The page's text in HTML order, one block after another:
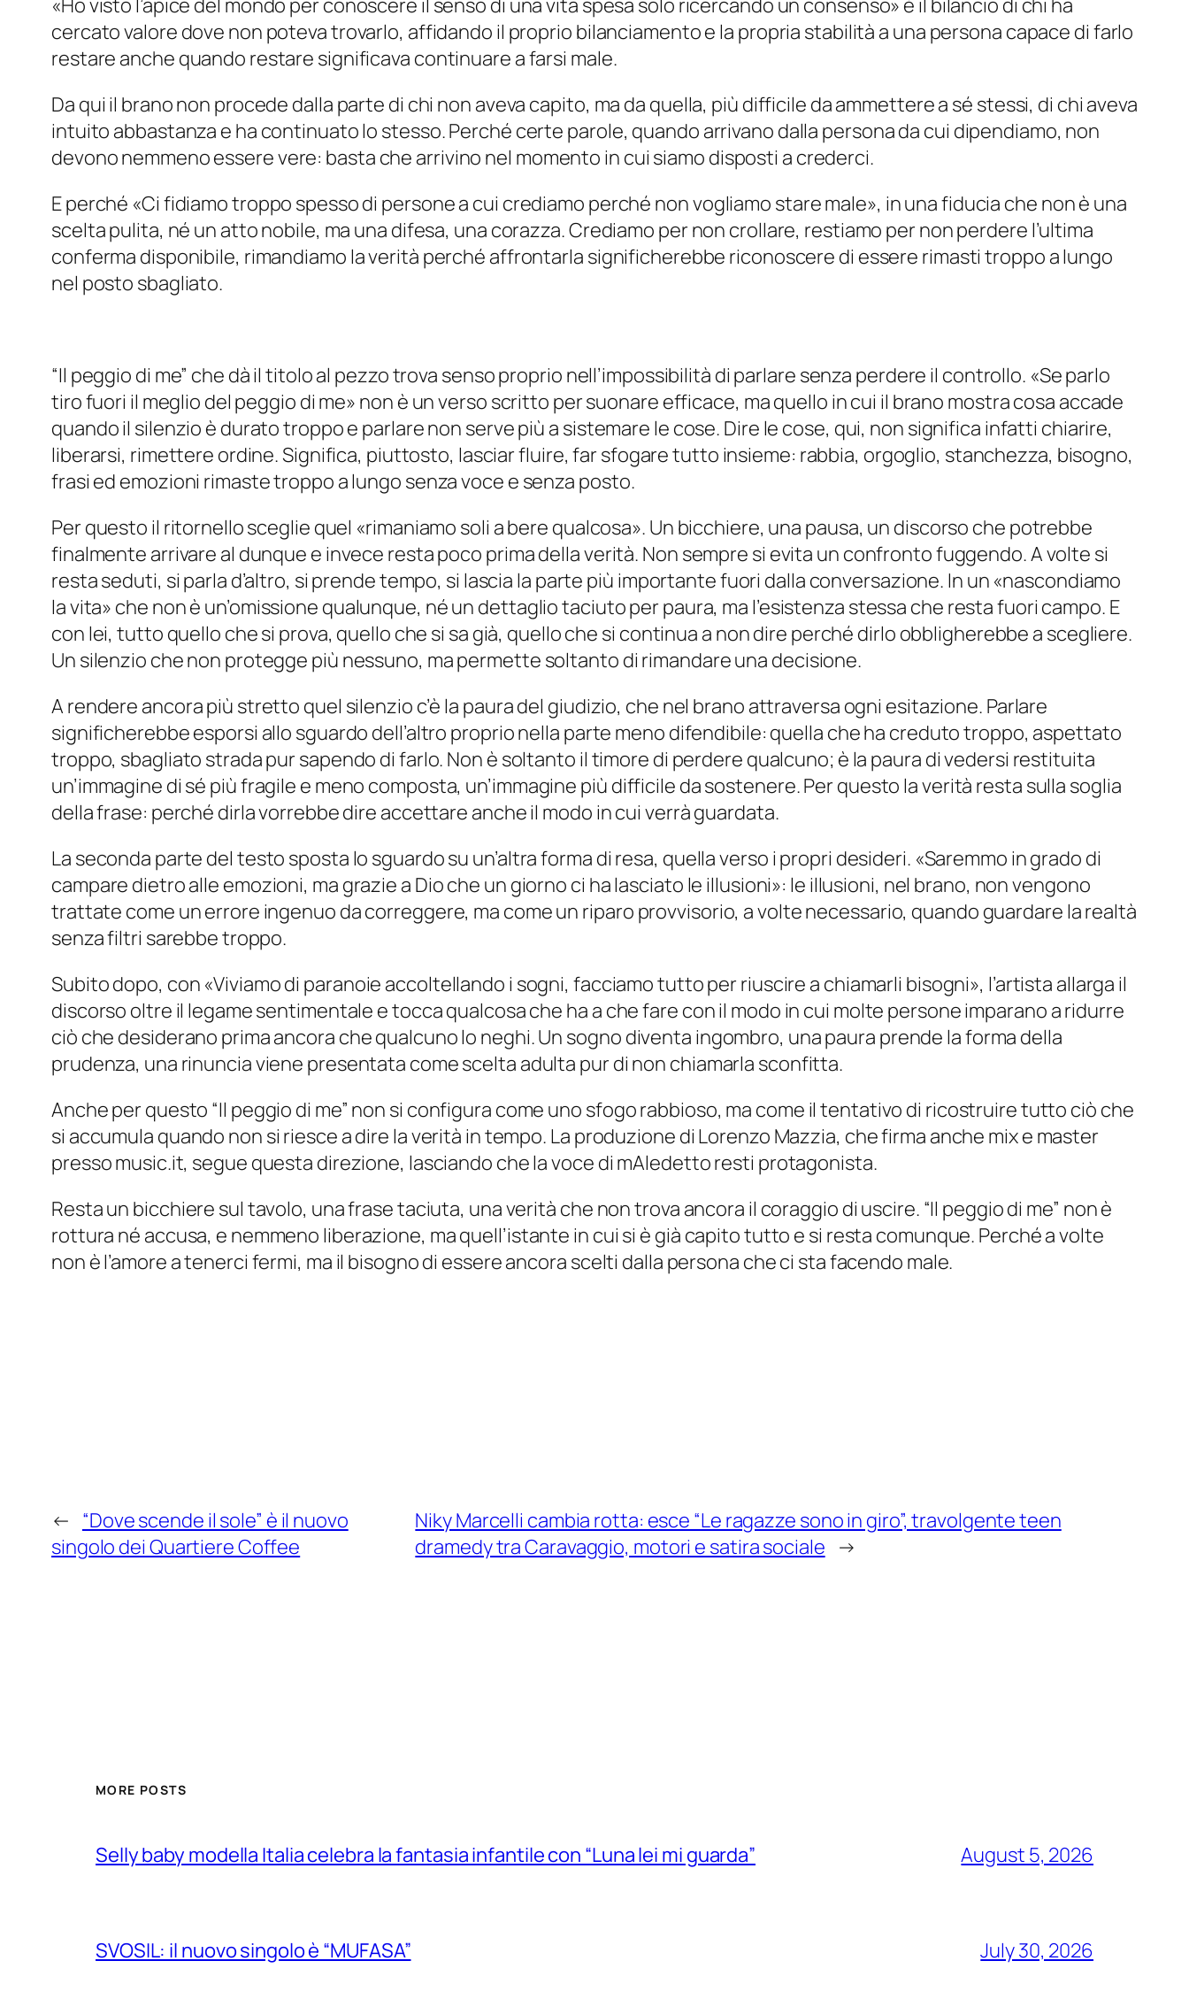
«Ho visto l’apice del mondo per conoscere il senso di una vita spesa solo ricercando un consenso» è il bilancio di chi ha
cercato valore dove non poteva trovarlo, affidando il proprio bilanciamento e la propria stabilità a una persona capace di farlo
restare anche quando restare significava continuare a farsi male.
Da qui il brano non procede dalla parte di chi non aveva capito, ma da quella, più difficile da ammettere a sé stessi, di chi aveva
intuito abbastanza e ha continuato lo stesso. Perché certe parole, quando arrivano dalla persona da cui dipendiamo, non
devono nemmeno essere vere: basta che arrivino nel momento in cui siamo disposti a crederci.
E perché «Ci fidiamo troppo spesso di persone a cui crediamo perché non vogliamo stare male», in una fiducia che non è una
scelta pulita, né un atto nobile, ma una difesa, una corazza. Crediamo per non crollare, restiamo per non perdere l’ultima
conferma disponibile, rimandiamo la verità perché affrontarla significherebbe riconoscere di essere rimasti troppo a lungo
nel posto sbagliato.
“Il peggio di me” che dà il titolo al pezzo trova senso proprio nell’impossibilità di parlare senza perdere il controllo. «Se parlo
tiro fuori il meglio del peggio di me» non è un verso scritto per suonare efficace, ma quello in cui il brano mostra cosa accade
quando il silenzio è durato troppo e parlare non serve più a sistemare le cose. Dire le cose, qui, non significa infatti chiarire,
liberarsi, rimettere ordine. Significa, piuttosto, lasciar fluire, far sfogare tutto insieme: rabbia, orgoglio, stanchezza, bisogno,
frasi ed emozioni rimaste troppo a lungo senza voce e senza posto.
Per questo il ritornello sceglie quel «rimaniamo soli a bere qualcosa». Un bicchiere, una pausa, un discorso che potrebbe
finalmente arrivare al dunque e invece resta poco prima della verità. Non sempre si evita un confronto fuggendo. A volte si
resta seduti, si parla d’altro, si prende tempo, si lascia la parte più importante fuori dalla conversazione. In un «nascondiamo
la vita» che non è un’omissione qualunque, né un dettaglio taciuto per paura, ma l’esistenza stessa che resta fuori campo. E
con lei, tutto quello che si prova, quello che si sa già, quello che si continua a non dire perché dirlo obbligherebbe a scegliere.
Un silenzio che non protegge più nessuno, ma permette soltanto di rimandare una decisione.
A rendere ancora più stretto quel silenzio c’è la paura del giudizio, che nel brano attraversa ogni esitazione. Parlare
significherebbe esporsi allo sguardo dell’altro proprio nella parte meno difendibile: quella che ha creduto troppo, aspettato
troppo, sbagliato strada pur sapendo di farlo. Non è soltanto il timore di perdere qualcuno; è la paura di vedersi restituita
un’immagine di sé più fragile e meno composta, un’immagine più difficile da sostenere. Per questo la verità resta sulla soglia
della frase: perché dirla vorrebbe dire accettare anche il modo in cui verrà guardata.
La seconda parte del testo sposta lo sguardo su un’altra forma di resa, quella verso i propri desideri. «Saremmo in grado di
campare dietro alle emozioni, ma grazie a Dio che un giorno ci ha lasciato le illusioni»: le illusioni, nel brano, non vengono
trattate come un errore ingenuo da correggere, ma come un riparo provvisorio, a volte necessario, quando guardare la realtà
senza filtri sarebbe troppo.
Subito dopo, con «Viviamo di paranoie accoltellando i sogni, facciamo tutto per riuscire a chiamarli bisogni», l’artista allarga il
discorso oltre il legame sentimentale e tocca qualcosa che ha a che fare con il modo in cui molte persone imparano a ridurre
ciò che desiderano prima ancora che qualcuno lo neghi. Un sogno diventa ingombro, una paura prende la forma della
prudenza, una rinuncia viene presentata come scelta adulta pur di non chiamarla sconfitta.
Anche per questo “Il peggio di me” non si configura come uno sfogo rabbioso, ma come il tentativo di ricostruire tutto ciò che
si accumula quando non si riesce a dire la verità in tempo. La produzione di Lorenzo Mazzia, che firma anche mix e master
presso music.it, segue questa direzione, lasciando che la voce di mAledetto resti protagonista.
Resta un bicchiere sul tavolo, una frase taciuta, una verità che non trova ancora il coraggio di uscire. “Il peggio di me” non è
rottura né accusa, e nemmeno liberazione, ma quell’istante in cui si è già capito tutto e si resta comunque. Perché a volte
non è l’amore a tenerci fermi, ma il bisogno di essere ancora scelti dalla persona che ci sta facendo male.
← “Dove scende il sole” è il nuovo
singolo dei Quartiere Coffee
Niky Marcelli cambia rotta: esce “Le ragazze sono in giro”, travolgente teen
dramedy tra Caravaggio, motori e satira sociale →
MORE POSTS
Selly baby modella Italia celebra la fantasia infantile con “Luna lei mi guarda” August 5, 2026
SVOSIL: il nuovo singolo è “MUFASA” July 30, 2026